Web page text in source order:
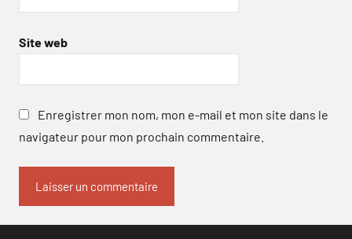
Site web
Enregistrer mon nom, mon e-mail et mon site dans le
navigateur pour mon prochain commentaire.